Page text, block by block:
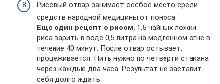
Рисовый отвар занимает особое место среди
средств народной медицины от поноса
Еще один рецепт с рисом. 1,5 чайных ложки
риса варить в воде 0,5 литра на медленном огне в
течение 40 минут. После отвар остывает,
процеживается. Пить нужно по четверти стакана
через каждые два часа. Результат не заставит
себя долго ждать.